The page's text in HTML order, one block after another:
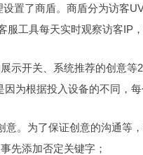
置了商盾。商盾分为访客
服工具每天实时观察访客IP
示开关、系统推荐的创意
为根据投入设备的不同，
意。为了保证创意的沟通等
先添加否定关键字；